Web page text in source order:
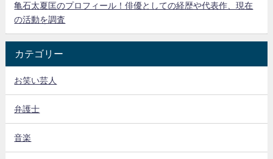
亀石太夏匡のプロフィール！俳優としての経歴や代表作、現在
の活動を調査
カテゴリー
お笑い芸人
弁護士
音楽